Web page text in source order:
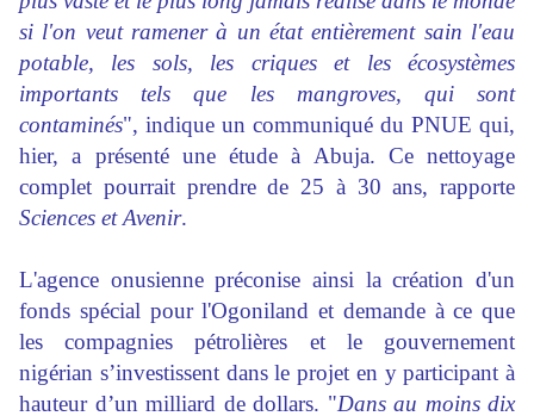
si l'on veut ramener à un état entièrement sain l'eau
potable, les sols, les criques et les écosystèmes
importants tels que les mangroves, qui sont
contaminés", indique un communiqué du PNUE qui,
hier, a présenté une étude à Abuja. Ce nettoyage
complet pourrait prendre de 25 à 30 ans, rapporte
Sciences et Avenir.
L'agence onusienne préconise ainsi la création d'un
fonds spécial pour l'Ogoniland et demande à ce que
les compagnies pétrolières et le gouvernement
nigérian s’investissent dans le projet en y participant à
hauteur d’un milliard de dollars. "Dans au moins dix